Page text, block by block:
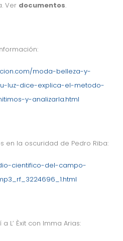
Ver documentos.
moda-belleza-y-
luz-dice-explica-el-metodo-
y-analizarla.html
en la oscuridad de Pedro Riba:
cientifico-del-campo-
L’ Èxit con Imma Arias: